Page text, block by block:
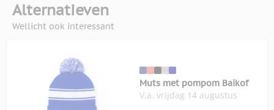
Alternatieven
Wellicht ook interessant
Muts met pompom Baikof
V.a. vrijdag 14 augustus